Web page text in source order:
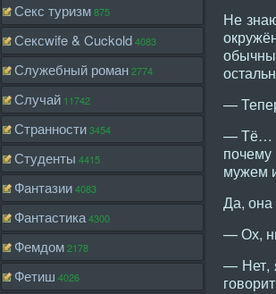
Секс туризм875
Сексwife & Cuckold4083
Служебный роман2774
Случай 11742
Странности3454
Студенты 4415
Фантазии4083
Фантастика4300
Фемдом2178
Фетиш 4026
Не
—
— Тё…
мужем
Да, она
— Ох,
— Нет,